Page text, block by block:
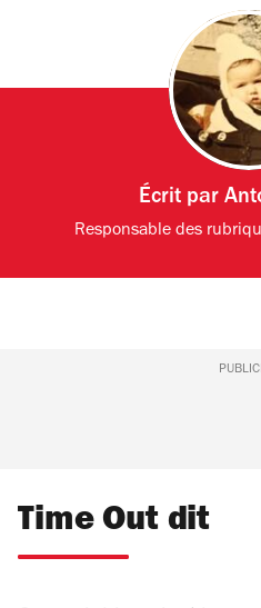
Écrit par
Responsable des
Time Out dit